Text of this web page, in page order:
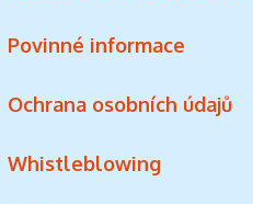
Povinné informace
Ochrana osobních údajů
Whistleblowing